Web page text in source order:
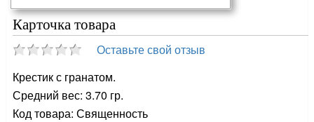
Карточка товара
Оставьте свой отзыв
Крестик с гранатом.
Средний вес: 3.70 гр.
Код товара: Священность